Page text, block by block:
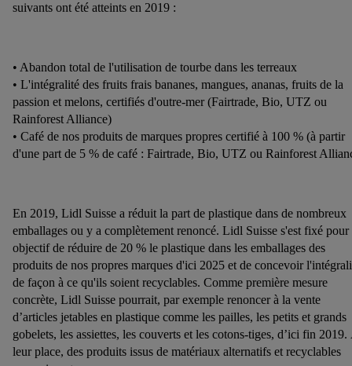
suivants ont été atteints en 2019 :
• Abandon total de l'utilisation de tourbe dans les terreaux
• L'intégralité des fruits frais bananes, mangues, ananas, fruits de la
passion et melons, certifiés d'outre-mer (Fairtrade, Bio, UTZ ou
Rainforest Alliance)
• Café de nos produits de marques propres certifié à 100 % (à partir
d'une part de 5 % de café : Fairtrade, Bio, UTZ ou Rainforest
En 2019, Lidl Suisse a réduit la part de plastique dans de nombreux
emballages ou y a complètement renoncé. Lidl Suisse s'est fixé pour
objectif de réduire de 20 % le plastique dans les emballages des
produits de nos propres marques d'ici 2025 et de concevoir
de façon à ce qu'ils soient recyclables. Comme première mesure
concrète, Lidl Suisse pourrait, par exemple renoncer à la vente
d’articles jetables en plastique comme les pailles, les petits et grands
gobelets, les assiettes, les couverts et les cotons-tiges, d’ici fin 2019.
leur place, des produits issus de matériaux alternatifs et recyclables